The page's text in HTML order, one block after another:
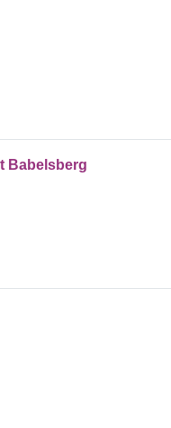
Babelsberg